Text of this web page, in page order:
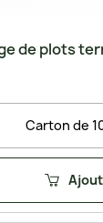
de plots